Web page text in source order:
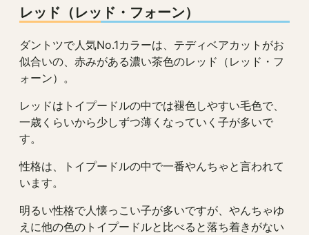
レッド（レッド・フォーン）
ダントツで人気No.1カラーは、テディベアカットがお
似合いの、赤みがある濃い茶色のレッド（レッド・フ
ォーン）。
レッドはトイプードルの中では褪色しやすい毛色で、
一歳くらいから少しずつ薄くなっていく子が多いで
す。
性格は、トイプードルの中で一番やんちゃと言われて
います。
明るい性格で人懐っこい子が多いですが、やんちゃゆ
えに他の色のトイプードルと比べると落ち着きがない